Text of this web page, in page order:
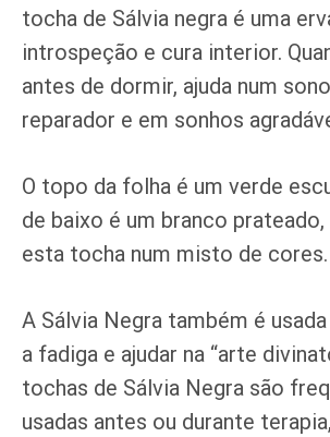
tocha de Sálvia negra é uma
introspeção e cura interior.
antes de dormir, ajuda num
reparador e em sonhos
O topo da folha é um verde
de baixo é um branco
esta tocha num misto de cores.
A Sálvia Negra também é
a fadiga e ajudar na “arte
tochas de Sálvia Negra são
usadas antes ou durante